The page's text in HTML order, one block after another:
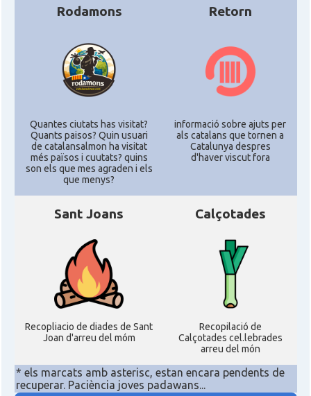
Rodamons
Quantes ciutats has visitat?
Quants paisos? Quin usuari
de catalansalmon ha visitat
més països i cuutats? quins
son els que mes agraden i els
que menys?
Retorn
informació sobre ajuts per
als catalans que tornen a
Catalunya despres
d'haver viscut fora
Sant Joans
Recopliacio de diades de Sant
Joan d'arreu del móm
Calçotades
Recopilació de
Calçotades cel.lebrades
arreu del món
* els marcats amb asterisc, estan encara pendents de
recuperar. Paciència joves padawans...